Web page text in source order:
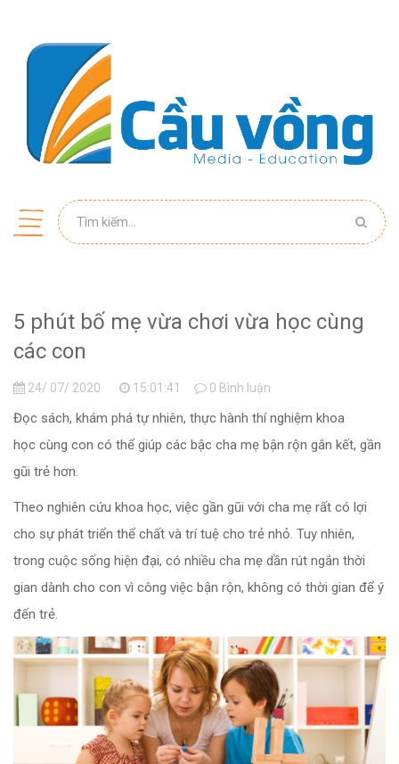
5 phút bố mẹ vừa chơi vừa học cùng
các con
24/ 07/ 2020 15:01:41 0 Bình luận
Đọc sách, khám phá tự nhiên, thực hành thí nghiệm khoa
học cùng con có thể giúp các bậc cha mẹ bận rộn gắn kết, gần
gũi trẻ hơn.
Theo nghiên cứu khoa học, việc gần gũi với cha mẹ rất có lợi
cho sự phát triển thể chất và trí tuệ cho trẻ nhỏ. Tuy nhiên,
trong cuộc sống hiện đại, có nhiều cha mẹ dần rút ngắn thời
gian dành cho con vì công việc bận rộn, không có thời gian để ý
đến trẻ.